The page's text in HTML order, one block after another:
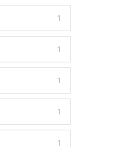
1
1
1
1
1